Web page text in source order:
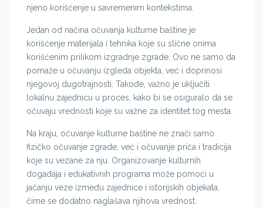
njeno korišćenje u savremenim kontekstima.
Jedan od načina očuvanja kulturne baštine je
korišćenje materijala i tehnika koje su slične onima
korišćenim prilikom izgradnje zgrade. Ovo ne samo da
pomaže u očuvanju izgleda objekta, već i doprinosi
njegovoj dugotrajnosti. Takođe, važno je uključiti
lokalnu zajednicu u proces, kako bi se osiguralo da se
očuvaju vrednosti koje su važne za identitet tog mesta.
Na kraju, očuvanje kulturne baštine ne znači samo
fizičko očuvanje zgrade, već i očuvanje priča i tradicija
koje su vezane za nju. Organizovanje kulturnih
događaja i edukativnih programa može pomoći u
jačanju veze između zajednice i istorijskih objekata,
čime se dodatno naglašava njihova vrednost.